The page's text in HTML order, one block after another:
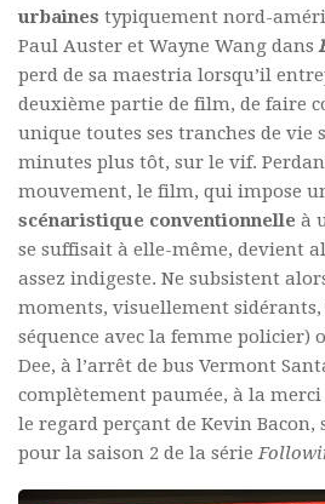
urbaines typiquement nord-
Paul Auster et Wayne Wang dans
perd de sa maestria lorsqu’il
deuxième partie de film, de faire
unique toutes ses tranches de vie
minutes plus tôt, sur le vif.
mouvement, le film, qui impose
scénaristique conventionnelle à
se suffisait à elle-même, devient
assez indigeste. Ne subsistent
moments, visuellement
séquence avec la femme policier)
Dee, à l’arrêt de bus Vermont
complètement paumée, à la
le regard perçant de Kevin Bacon,
pour la saison 2 de la série